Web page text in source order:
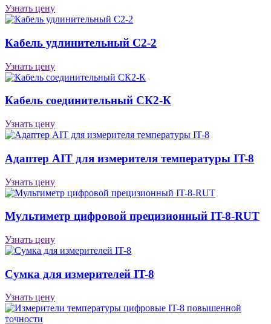
Узнать цену
Кабель удлинительный С2-2
Узнать цену
Кабель соединительный СК2-К
Узнать цену
Адаптер AIT для измерителя температуры IT-8
Узнать цену
Мультиметр цифровой прецизионный IT-8-RUT
Узнать цену
Сумка для измерителей IT-8
Узнать цену